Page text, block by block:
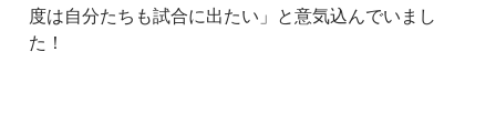
度は自分たちも試合に出たい」と意気込んでいまし
た！